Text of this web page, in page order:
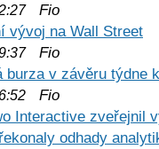
Fio
vývoj na Wall Street
Fio
burza v závěru týdne
Fio
Interactive zveřejnil
odhady